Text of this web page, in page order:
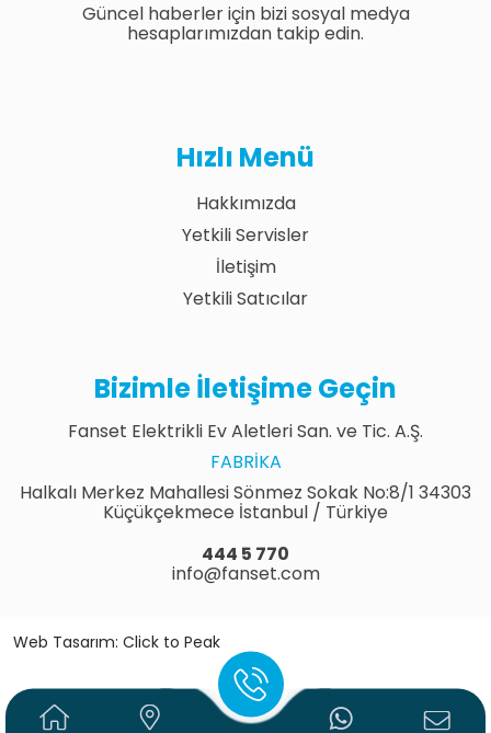
Güncel haberler için bizi sosyal medya
hesaplarımızdan takip edin.
Hızlı Menü
Hakkımızda
Yetkili Servisler
İletişim
Yetkili Satıcılar
Bizimle İletişime Geçin
Fanset Elektrikli Ev Aletleri San. ve Tic. A.Ş.
FABRIKA
Halkalı Merkez Mahallesi Sönmez Sokak No:8/1 34303
Küçükçekmece İstanbul / Türkiye
444 5 770
info@fanset.com
Web Tasarım: Click to Peak